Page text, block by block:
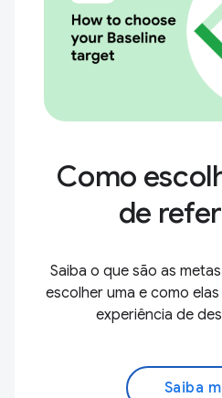
Como
de
Saiba o que são as
escolher uma e como
experiência de
Saiba